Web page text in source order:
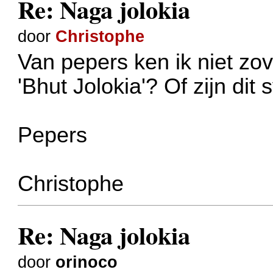
Re: Naga jolokia
door Christophe
Van pepers ken ik niet
'Bhut Jolokia'? Of zijn dit
Pepers
Christophe
Re: Naga jolokia
door orinoco